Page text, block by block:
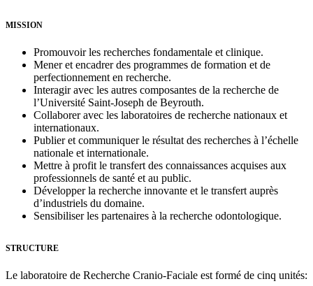
MISSION
Promouvoir les recherches fondamentale et clinique.
Mener et encadrer des programmes de formation et de
perfectionnement en recherche.
Interagir avec les autres composantes de la recherche de
l’Université Saint-Joseph de Beyrouth.
Collaborer avec les laboratoires de recherche nationaux et
internationaux.
Publier et communiquer le résultat des recherches à l’échelle
nationale et internationale.
Mettre à profit le transfert des connaissances acquises aux
professionnels de santé et au public.
Développer la recherche innovante et le transfert auprès
d’industriels du domaine.
Sensibiliser les partenaires à la recherche odontologique.
STRUCTURE
Le laboratoire de Recherche Cranio-Faciale est formé de cinq unités: